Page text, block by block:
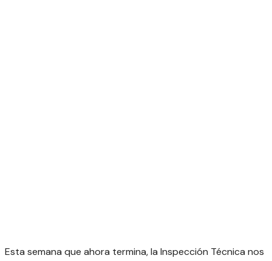
Esta semana que ahora termina, la Inspección Técnica nos